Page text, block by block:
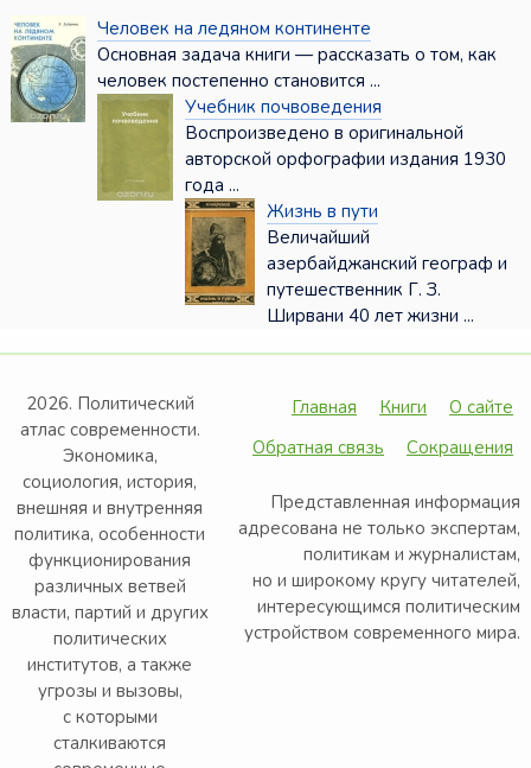
Человек на ледяном континенте
Основная задача книги — рассказать о том, как
человек постепенно становится ...
Учебник почвоведения
Воспроизведено в оригинальной
авторской орфографии издания 1930
года ...
Жизнь в пути
Величайший
азербайджанский географ и
путешественник Г. З.
Ширвани 40 лет жизни ...
2026. Политический
атлас современности.
Экономика,
социология, история,
внешняя и внутренняя
политика, особенности
функционирования
различных ветвей
власти, партий и других
политических
институтов, а также
угрозы и вызовы,
с которыми
сталкиваются
Главная Книги
О сайте
Обратная связь
Сокращения
Представленная информация
адресована не только экспертам,
политикам и журналистам,
но и широкому кругу читателей,
интересующимся политическим
устройством современного мира.